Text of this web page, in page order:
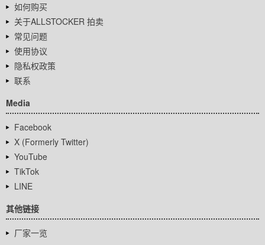
如何购买
关于ALLSTOCKER 拍卖
常见问题
使用协议
隐私权政策
联系
Media
Facebook
X (Formerly Twitter)
YouTube
TikTok
LINE
其他链接
厂家一览